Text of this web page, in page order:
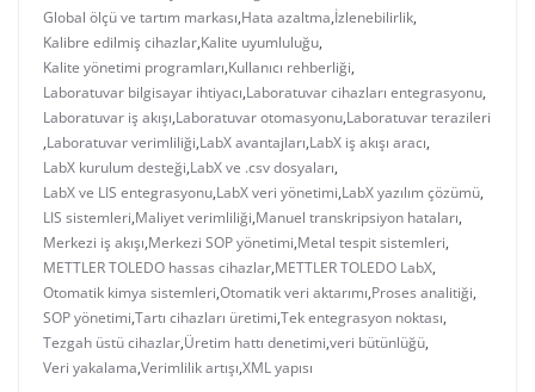
Global ölçü ve tartım markası,Hata azaltma,İzlenebilirlik,
Kalibre edilmiş cihazlar,Kalite uyumluluğu,
Kalite yönetimi programları,Kullanıcı rehberliği,
Laboratuvar bilgisayar ihtiyacı,Laboratuvar cihazları entegrasyonu,
Laboratuvar iş akışı,Laboratuvar otomasyonu,Laboratuvar terazileri
,Laboratuvar verimliliği,LabX avantajları,LabX iş akışı aracı,
LabX kurulum desteği,LabX ve .csv dosyaları,
LabX ve LIS entegrasyonu,LabX veri yönetimi,LabX yazılım çözümü,
LIS sistemleri,Maliyet verimliliği,Manuel transkripsiyon hataları,
Merkezi iş akışı,Merkezi SOP yönetimi,Metal tespit sistemleri,
METTLER TOLEDO hassas cihazlar,METTLER TOLEDO LabX,
Otomatik kimya sistemleri,Otomatik veri aktarımı,Proses analitiği,
SOP yönetimi,Tartı cihazları üretimi,Tek entegrasyon noktası,
Tezgah üstü cihazlar,Üretim hattı denetimi,veri bütünlüğü,
Veri yakalama,Verimlilik artışı,XML yapısı